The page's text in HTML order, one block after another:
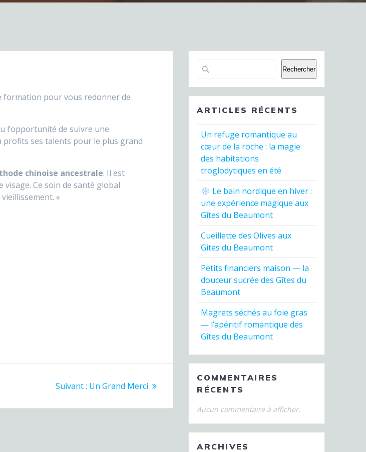
formation pour vous redonner de
l’opportunité de suivre une
ses talents pour le plus grand
chinoise ancestrale. Il est
Ce soin de santé global
»
Suivant : Un Grand Merci
Rechercher
ARTICLES RÉCENTS
Un refuge romantique au
cœur de la roche : la magie
des habitations
troglodytiques en été
Le bain nordique en hiver :
une expérience magique aux
Gîtes du Beaumont
Cueillette des Olives aux
Gites du Beaumont
Petits financiers maison — la
douceur sucrée des Gîtes du
Beaumont
Magrets séchés au foie gras
— l’apéritif romantique des
Gîtes du Beaumont
COMMENTAIRES
RÉCENTS
Aucun commentaire à afficher.
ARCHIVES